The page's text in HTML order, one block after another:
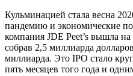
Кульминацией стала весна
пандемию и экономические
компания JDE Peet’s вышла
собрав 2,5 миллиарда
миллиарда. Это IPO стало
пять месяцев того года и